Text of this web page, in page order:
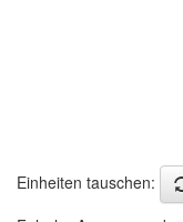
Einheiten tauschen: